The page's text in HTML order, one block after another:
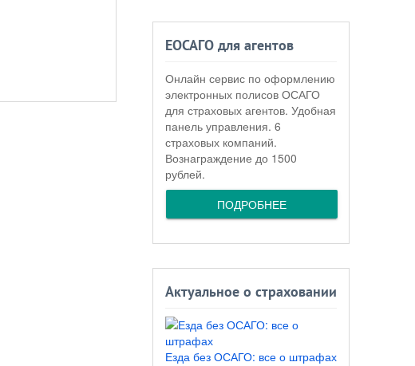
ЕОСАГО для агентов
Онлайн сервис по оформлению
электронных полисов ОСАГО
для страховых агентов. Удобная
панель управления. 6
страховых компаний.
Вознаграждение до 1500
рублей.
ПОДРОБНЕЕ
Актуальное о страховании
Езда без ОСАГО: все о штрафах